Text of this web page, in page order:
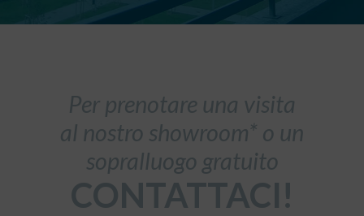
Per prenotare una visita
al nostro showroom* o un
sopralluogo gratuito
CONTATTACI!